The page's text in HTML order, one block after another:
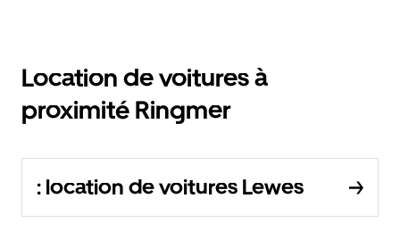
Location de voitures à
proximité Ringmer
: location de voitures Lewes